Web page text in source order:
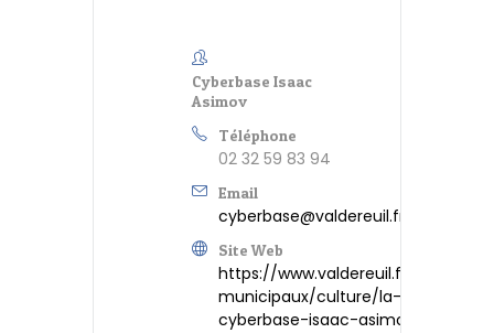
Cyberbase Isaac
Asimov
Téléphone
02 32 59 83 94
Email
cyberbase@valdereuil.fr
Site Web
https://www.valdereuil.fr/services-
municipaux/culture/la-
cyberbase-isaac-asimov